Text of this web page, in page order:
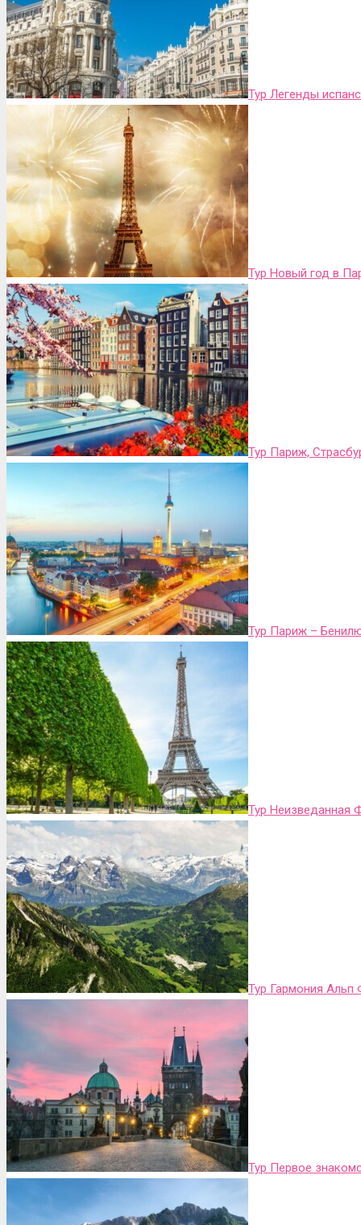
Тур Легенды
Тур Новый год в
Тур Париж,
Тур Париж –
Тур Неизведанная
Тур Гармония
Тур Первое